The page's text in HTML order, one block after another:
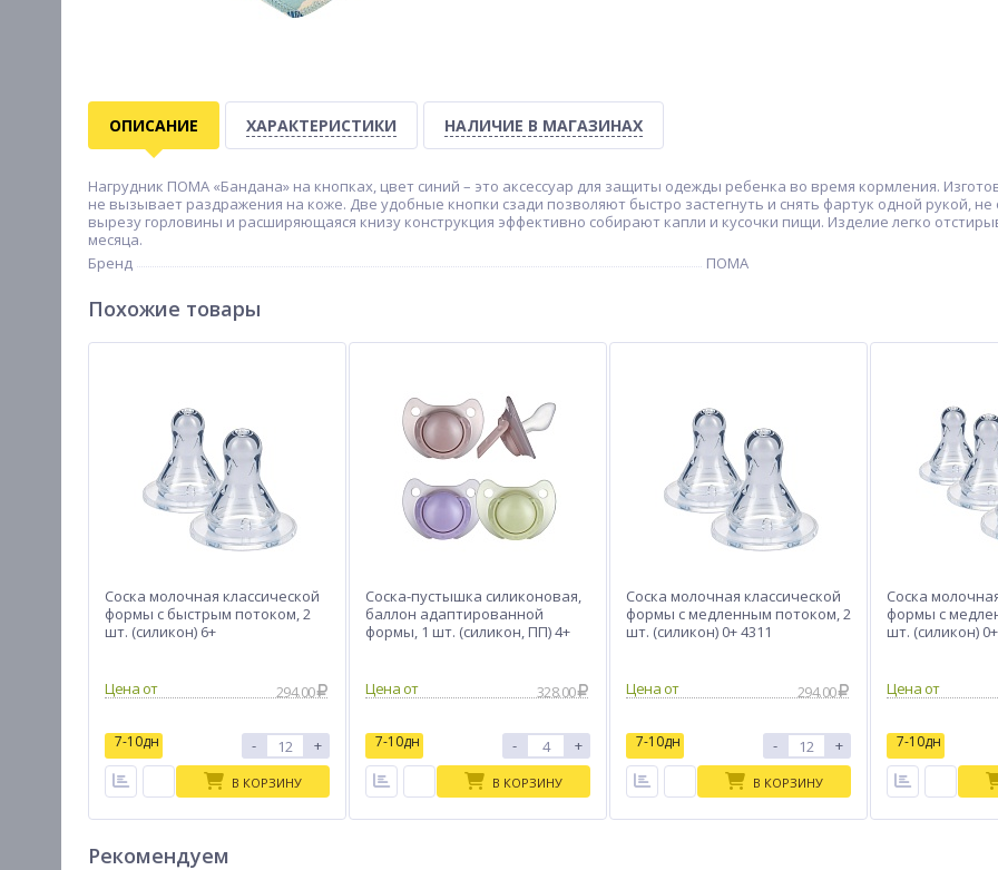
ОПИСАНИЕ ХАРАКТЕРИСТИКИ НАЛИЧИЕ В МАГАЗИНАХ
Нагрудник ПОМА «Бандана» на кнопках, цвет синий – это аксессуар для защиты одежды ребенка во время кормления.
не вызывает раздражения на коже. Две удобные кнопки сзади позволяют быстро застегнуть и снять фартук одной рукой,
вырезу горловины и расширяющаяся книзу конструкция эффективно собирают капли и кусочки пищи. Изделие легко
месяца.
Бренд
ПОМА
Похожие товары
Соска молочная классической
формы с быстрым потоком, 2
шт. (силикон) 6+
Цена от 294.00
7-10дн - +
В КОРЗИНУ
Соска-пустышка силиконовая,
баллон адаптированной
формы, 1 шт. (силикон, ПП) 4+
Цена от
328.00
7-10дн - +
В КОРЗИНУ
Соска молочная классической
формы с медленным потоком, 2
шт. (силикон) 0+ 4311
Цена от 294.00
7-10дн - +
В КОРЗИНУ
Соска
формы с
шт. (силикон)
Цена от
7-10дн
Рекомендуем